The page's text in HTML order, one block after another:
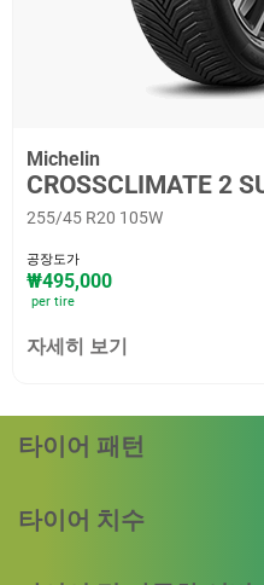
Michelin
CROSSCLIMATE 2
255/45 R20 105W
공장도가
₩495,000
per tire
자세히 보기
타이어 패턴
타이어 치수